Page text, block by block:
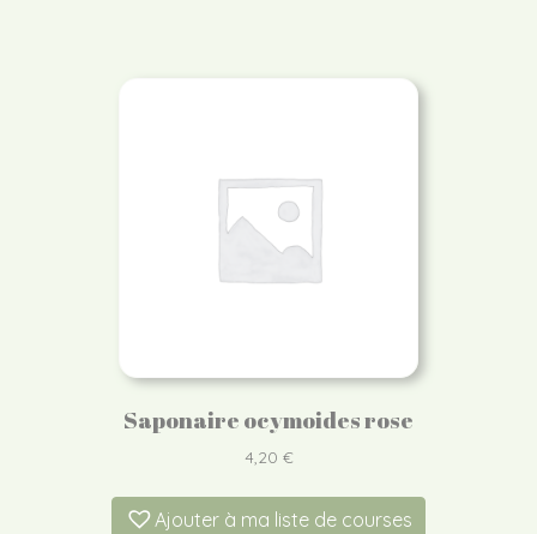
Saponaire ocymoides rose
4,20 €
Ajouter à ma liste de courses